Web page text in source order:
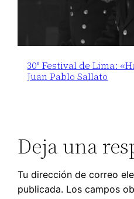
30° Festival de Lima:
Juan Pablo Sallato
Deja una
Tu dirección de correo
publicada. Los campos